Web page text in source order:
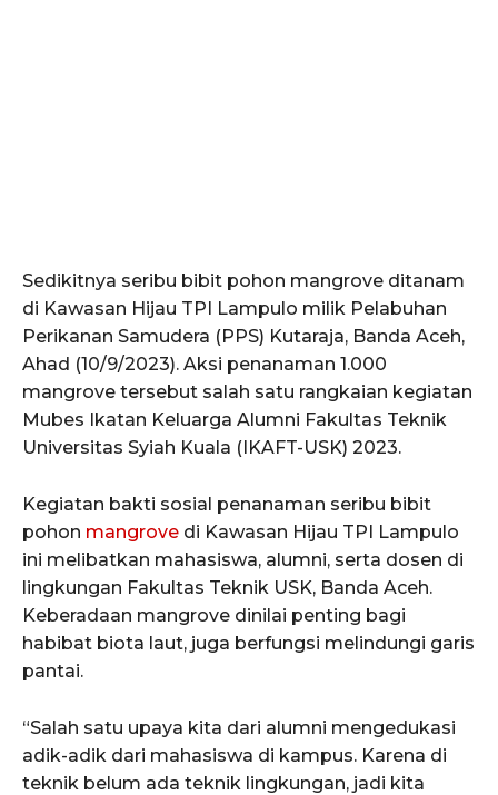
Sedikitnya seribu bibit pohon mangrove ditanam
di Kawasan Hijau TPI Lampulo milik Pelabuhan
Perikanan Samudera (PPS) Kutaraja, Banda Aceh,
Ahad (10/9/2023). Aksi penanaman 1.000
mangrove tersebut salah satu rangkaian kegiatan
Mubes Ikatan Keluarga Alumni Fakultas Teknik
Universitas Syiah Kuala (IKAFT-USK) 2023.
Kegiatan bakti sosial penanaman seribu bibit
pohon mangrove di Kawasan Hijau TPI Lampulo
ini melibatkan mahasiswa, alumni, serta dosen di
lingkungan Fakultas Teknik USK, Banda Aceh.
Keberadaan mangrove dinilai penting bagi
habibat biota laut, juga berfungsi melindungi garis
pantai.
“Salah satu upaya kita dari alumni mengedukasi
adik-adik dari mahasiswa di kampus. Karena di
teknik belum ada teknik lingkungan, jadi kita